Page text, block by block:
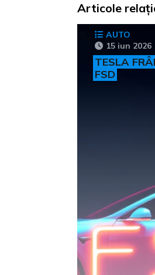
Articole
AUTO
15 iun 2026
TESLA
FSD